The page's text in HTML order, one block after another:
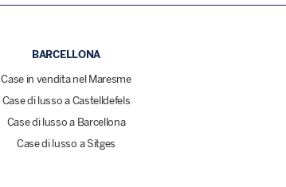
BARCELLONA
Case in vendita nel Maresme
Case di lusso a Castelldefels
Case di lusso a Barcellona
Case di lusso a Sitges